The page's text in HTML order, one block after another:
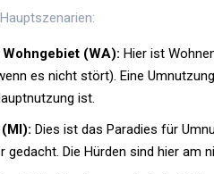
(WA): Hier ist
es nicht stört). Eine
ist.
Dies ist das Paradies für
gedacht. Die Hürden sind hier am